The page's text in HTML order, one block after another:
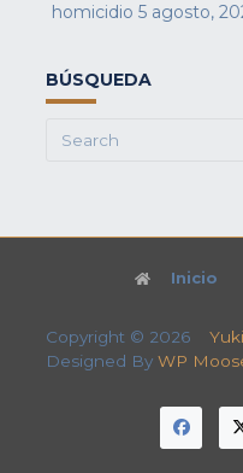
homicidio 5 agosto,
BÚSQUEDA
Search
Inicio
Copyright © 2026
Designed By WP